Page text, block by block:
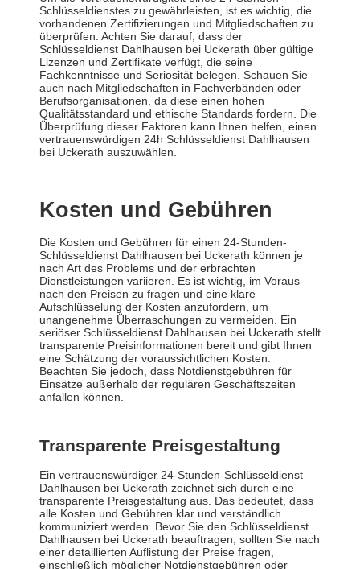
Schlüsseldienstes zu gewährleisten, ist es wichtig, die
vorhandenen Zertifizierungen und Mitgliedschaften zu
überprüfen. Achten Sie darauf, dass der
Schlüsseldienst Dahlhausen bei Uckerath über gültige
Lizenzen und Zertifikate verfügt, die seine
Fachkenntnisse und Seriosität belegen. Schauen Sie
auch nach Mitgliedschaften in Fachverbänden oder
Berufsorganisationen, da diese einen hohen
Qualitätsstandard und ethische Standards fordern. Die
Überprüfung dieser Faktoren kann Ihnen helfen, einen
vertrauenswürdigen 24h Schlüsseldienst Dahlhausen
bei Uckerath auszuwählen.
Kosten und Gebühren
Die Kosten und Gebühren für einen 24-Stunden-
Schlüsseldienst Dahlhausen bei Uckerath können je
nach Art des Problems und der erbrachten
Dienstleistungen variieren. Es ist wichtig, im Voraus
nach den Preisen zu fragen und eine klare
Aufschlüsselung der Kosten anzufordern, um
unangenehme Überraschungen zu vermeiden. Ein
seriöser Schlüsseldienst Dahlhausen bei Uckerath stellt
transparente Preisinformationen bereit und gibt Ihnen
eine Schätzung der voraussichtlichen Kosten.
Beachten Sie jedoch, dass Notdienstgebühren für
Einsätze außerhalb der regulären Geschäftszeiten
anfallen können.
Transparente Preisgestaltung
Ein vertrauenswürdiger 24-Stunden-Schlüsseldienst
Dahlhausen bei Uckerath zeichnet sich durch eine
transparente Preisgestaltung aus. Das bedeutet, dass
alle Kosten und Gebühren klar und verständlich
kommuniziert werden. Bevor Sie den Schlüsseldienst
Dahlhausen bei Uckerath beauftragen, sollten Sie nach
einer detaillierten Auflistung der Preise fragen,
einschließlich möglicher Notdienstgebühren oder